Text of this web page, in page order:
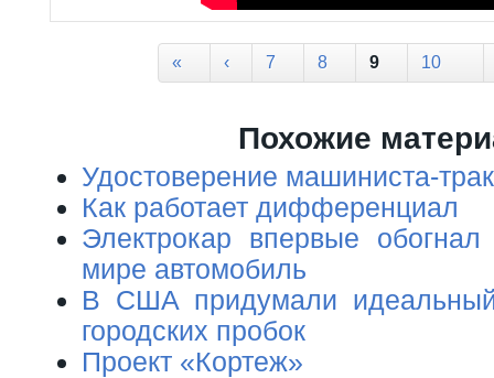
Страницы« ‹ 7 8 9 10
Похожие
Удостоверение машиниста-
Как работает дифференциал
Электрокар впервые
мире автомобиль
В США придумали
городских пробок
Проект «Кортеж»